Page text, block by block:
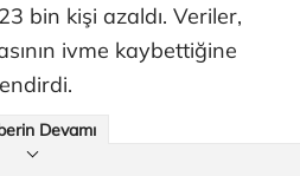
bin kişi azaldı. Veriler,
ivme kaybettiğine
Devamı